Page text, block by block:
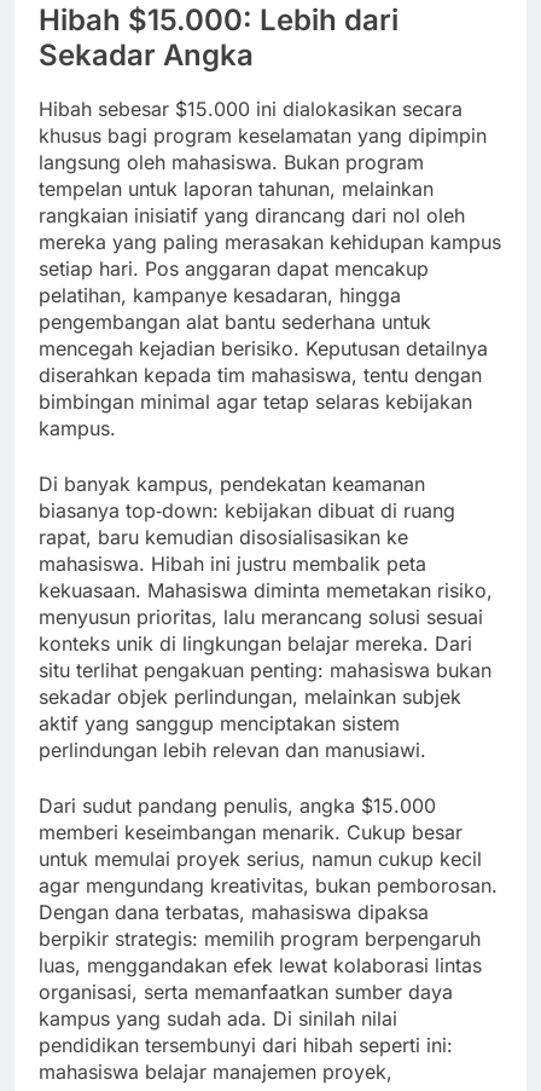
Hibah $15.000: Lebih dari
Sekadar Angka
Hibah sebesar $15.000 ini dialokasikan secara
khusus bagi program keselamatan yang dipimpin
langsung oleh mahasiswa. Bukan program
tempelan untuk laporan tahunan, melainkan
rangkaian inisiatif yang dirancang dari nol oleh
mereka yang paling merasakan kehidupan kampus
setiap hari. Pos anggaran dapat mencakup
pelatihan, kampanye kesadaran, hingga
pengembangan alat bantu sederhana untuk
mencegah kejadian berisiko. Keputusan detailnya
diserahkan kepada tim mahasiswa, tentu dengan
bimbingan minimal agar tetap selaras kebijakan
kampus.
Di banyak kampus, pendekatan keamanan
biasanya top‑down: kebijakan dibuat di ruang
rapat, baru kemudian disosialisasikan ke
mahasiswa. Hibah ini justru membalik peta
kekuasaan. Mahasiswa diminta memetakan risiko,
menyusun prioritas, lalu merancang solusi sesuai
konteks unik di lingkungan belajar mereka. Dari
situ terlihat pengakuan penting: mahasiswa bukan
sekadar objek perlindungan, melainkan subjek
aktif yang sanggup menciptakan sistem
perlindungan lebih relevan dan manusiawi.
Dari sudut pandang penulis, angka $15.000
memberi keseimbangan menarik. Cukup besar
untuk memulai proyek serius, namun cukup kecil
agar mengundang kreativitas, bukan pemborosan.
Dengan dana terbatas, mahasiswa dipaksa
berpikir strategis: memilih program berpengaruh
luas, menggandakan efek lewat kolaborasi lintas
organisasi, serta memanfaatkan sumber daya
kampus yang sudah ada. Di sinilah nilai
pendidikan tersembunyi dari hibah seperti ini:
mahasiswa belajar manajemen proyek,